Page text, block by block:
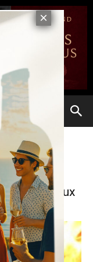
bolid de lux